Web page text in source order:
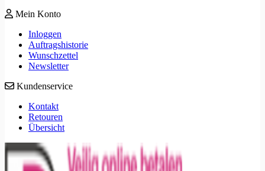
Mein Konto
Inloggen
Auftragshistorie
Wunschzettel
Newsletter
Kundenservice
Kontakt
Retouren
Übersicht